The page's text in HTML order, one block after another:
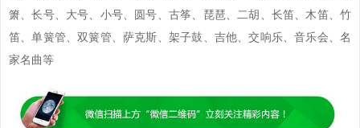
箫、长号、大号、小号、圆号、古筝、琵琶、二胡、长笛、木笛、竹
笛、单簧管、双簧管、萨克斯、架子鼓、吉他、交响乐、音乐会、名
家名曲等